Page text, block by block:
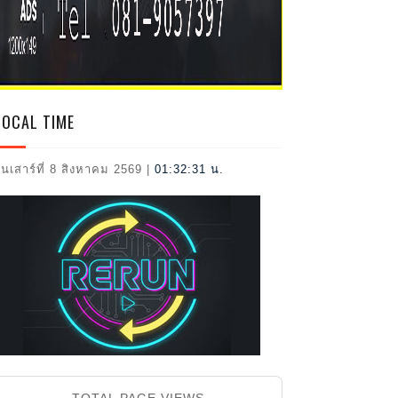
TIME
เสาร์ที่ 8 สิงหาคม 2569 | 01:32:32 น.